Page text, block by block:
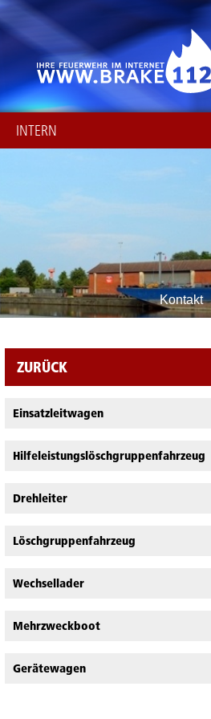
INTERN
Kontakt
ZURÜCK
Einsatzleitwagen
Hilfeleistungslöschgruppenfahrzeug
Drehleiter
Löschgruppenfahrzeug
Wechsellader
Mehrzweckboot
Gerätewagen